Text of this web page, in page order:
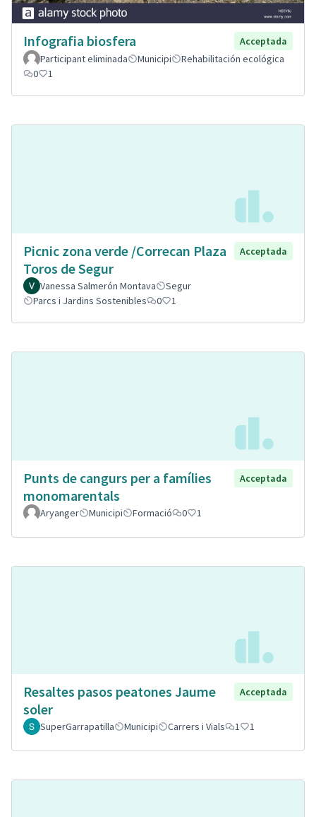
Infografia biosfera
Acceptada
Participant eliminada
Municipi
Rehabilitación ecológica
0
1
Picnic zona verde /Correcan Plaza
Toros de Segur
Acceptada
Vanessa Salmerón Montava
Segur
Parcs i Jardins Sostenibles
0 1
Punts de cangurs per a famílies
monomarentals
Acceptada
Aryanger Municipi Formació 0 1
Resaltes pasos peatones Jaume
soler
Acceptada
SuperGarrapatilla Municipi Carrers i Vials 1 1